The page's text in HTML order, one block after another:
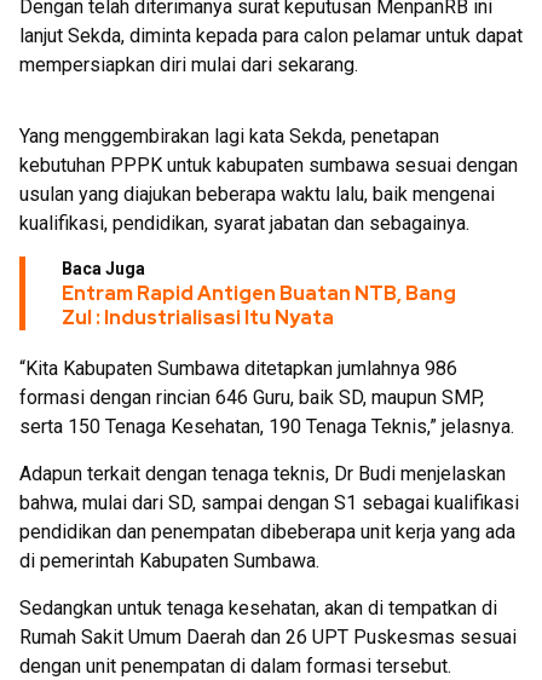
Dengan telah diterimanya surat keputusan MenpanRB ini
lanjut Sekda, diminta kepada para calon pelamar untuk dapat
mempersiapkan diri mulai dari sekarang.
Yang menggembirakan lagi kata Sekda, penetapan
kebutuhan PPPK untuk kabupaten sumbawa sesuai dengan
usulan yang diajukan beberapa waktu lalu, baik mengenai
kualifikasi, pendidikan, syarat jabatan dan sebagainya.
Baca Juga
Entram Rapid Antigen Buatan NTB, Bang
Zul : Industrialisasi Itu Nyata
“Kita Kabupaten Sumbawa ditetapkan jumlahnya 986
formasi dengan rincian 646 Guru, baik SD, maupun SMP,
serta 150 Tenaga Kesehatan, 190 Tenaga Teknis,” jelasnya.
Adapun terkait dengan tenaga teknis, Dr Budi menjelaskan
bahwa, mulai dari SD, sampai dengan S1 sebagai kualifikasi
pendidikan dan penempatan dibeberapa unit kerja yang ada
di pemerintah Kabupaten Sumbawa.
Sedangkan untuk tenaga kesehatan, akan di tempatkan di
Rumah Sakit Umum Daerah dan 26 UPT Puskesmas sesuai
dengan unit penempatan di dalam formasi tersebut.